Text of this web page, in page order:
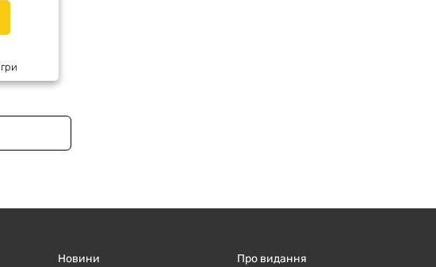
Новини
Про видання